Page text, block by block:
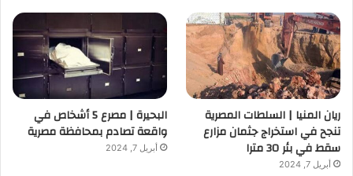
ريان المنيا | السلطات المصرية
تنجح في استخراج جثمان مزارع
سقط في بئر 30 مترا
أبريل 7, 2024
البحيرة | مصرع 5 أشخاص في
واقعة تصادم بمحافظة مصرية
أبريل 7, 2024